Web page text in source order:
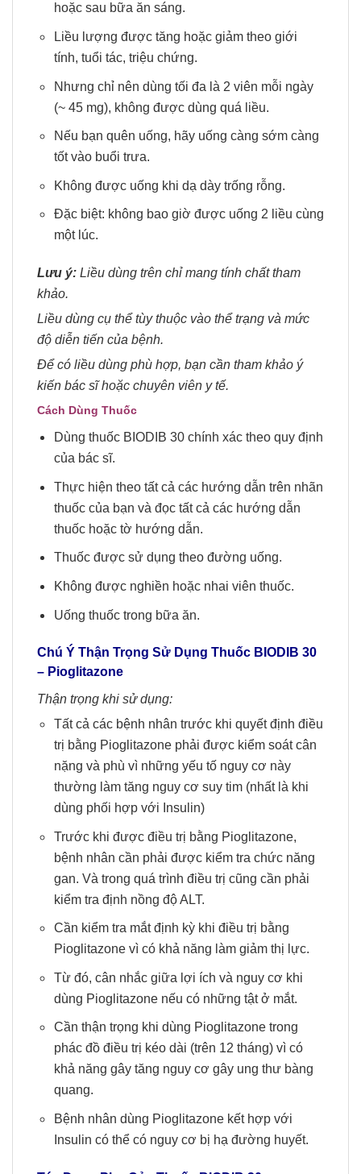
hoặc sau bữa ăn sáng.
Liều lượng được tăng hoặc giảm theo giới
tính, tuổi tác, triệu chứng.
Nhưng chỉ nên dùng tối đa là 2 viên mỗi ngày
(~ 45 mg), không được dùng quá liều.
Nếu bạn quên uống, hãy uống càng sớm càng
tốt vào buổi trưa.
Không được uống khi dạ dày trống rỗng.
Đặc biệt: không bao giờ được uống 2 liều cùng
một lúc.
Lưu ý: Liều dùng trên chỉ mang tính chất tham
khảo.
Liều dùng cụ thể tùy thuộc vào thể trạng và mức
độ diễn tiến của bệnh.
Để có liều dùng phù hợp, bạn cần tham khảo ý
kiến bác sĩ hoặc chuyên viên y tế.
Cách Dùng Thuốc
Dùng thuốc BIODIB 30 chính xác theo quy định
của bác sĩ.
Thực hiện theo tất cả các hướng dẫn trên nhãn
thuốc của bạn và đọc tất cả các hướng dẫn
thuốc hoặc tờ hướng dẫn.
Thuốc được sử dụng theo đường uống.
Không được nghiền hoặc nhai viên thuốc.
Uống thuốc trong bữa ăn.
Chú Ý Thận Trọng Sử Dụng Thuốc BIODIB 30
– Pioglitazone
Thận trọng khi sử dụng:
Tất cả các bệnh nhân trước khi quyết định điều
trị bằng Pioglitazone phải được kiểm soát cân
nặng và phù vì những yếu tố nguy cơ này
thường làm tăng nguy cơ suy tim (nhất là khi
dùng phối hợp với Insulin)
Trước khi được điều trị bằng Pioglitazone,
bệnh nhân cần phải được kiểm tra chức năng
gan. Và trong quá trình điều trị cũng cần phải
kiểm tra định nồng độ ALT.
Cần kiểm tra mắt định kỳ khi điều trị bằng
Pioglitazone vì có khả năng làm giảm thị lực.
Từ đó, cân nhắc giữa lợi ích và nguy cơ khi
dùng Pioglitazone nếu có những tật ở mắt.
Cần thận trọng khi dùng Pioglitazone trong
phác đồ điều trị kéo dài (trên 12 tháng) vì có
khả năng gây tăng nguy cơ gây ung thư bàng
quang.
Bệnh nhân dùng Pioglitazone kết hợp với
Insulin có thể có nguy cơ bị hạ đường huyết.